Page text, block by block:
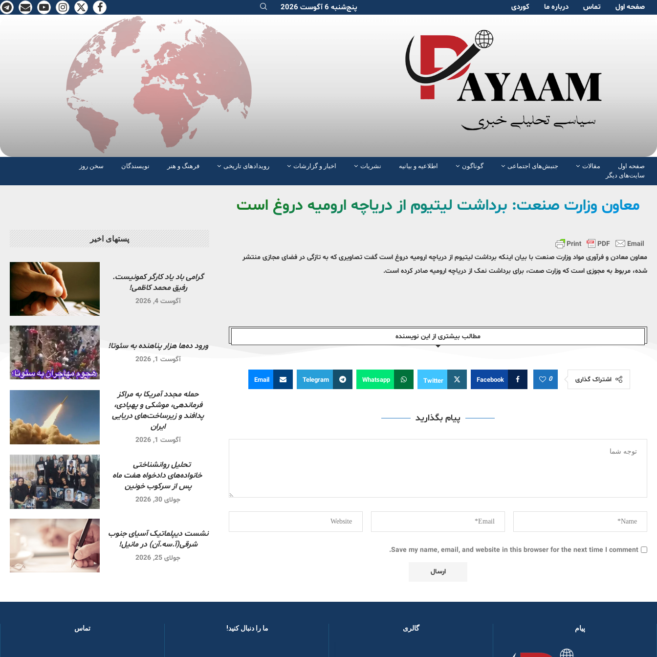
صفحە اول تماس دربارە ما کوردی پنج‌شنبه 6 آگوست 2026
صفحە اول مقالات جنبش‌های اجتماعی گوناگون اطلاعیه و بیانیه نشریات اخبار و گزارشات رویدادهای تاریخی فرهنگ و هنر نویسندگان
سخن روز
سایت‌های دیگر
معاون وزارت صنعت: برداشت لیتیوم از دریاچه ارومیه دروغ است
معاون معادن و فرآوری مواد وزارت صنعت با بیان اینکه برداشت لیتیوم از دریاچه ارومیه دروغ است گفت تصاویری که به تازگی در فضای مجازی منتشر
شده، مربوط به مجوزی است که وزارت صمت، برای برداشت نمک از دریاچه ارومیه صادر کرده است.
مطالب بیشتری از این نویسندە
اشتراک گذاری 0
Facebook
Twitter
Whatsapp
Telegram
Email
پیام بگذارید
Save my name, email, and website in this browser for the next time I comment.
پستهای اخیر
گرامی باد یاد کارگر کمونیست.
رفیق محمد کاظمی!
آگوست 4, 2026
ورود ده‌ها هزار پناهنده به سئوتا!
آگوست 1, 2026
حمله مجدد آمریکا به مراکز
فرماندهی، موشکی و پهپادی،
پدافند و زیرساخت‌های دریایی
ایران
آگوست 1, 2026
تحلیل روانشناختی
خانواده‌های دادخواه هفت ماه
پس از سرکوب خونین
جولای 30, 2026
نشست دیپلماتیک آسیای جنوب
شرقی‌(آ.سه.آن) در مانیل!
جولای 25, 2026
پیام گالری ما را دنبال کنید! ​ تماس